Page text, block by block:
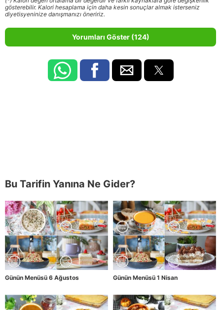
gösterebilir. Kalori hesaplama için daha kesin sonuçlar almak isterseniz
diyetisyeninize danışmanızı öneririz.
Yorumları Göster (124)
Bu Tarifin Yanına Ne Gider?
Günün Menüsü 6 Ağustos Günün Menüsü 1 Nisan